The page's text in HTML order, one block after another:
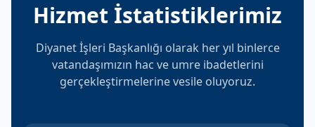
Hizmet İstatistiklerimiz
Diyanet İşleri Başkanlığı olarak her yıl binlerce
vatandaşımızın hac ve umre ibadetlerini
gerçekleştirmelerine vesile oluyoruz.